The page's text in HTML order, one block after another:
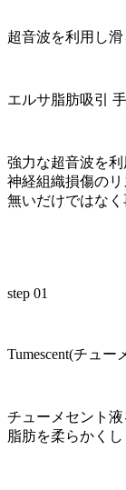
超音波を利用し
エルサ脂肪吸引
強力な超音波を利
神経組織損傷の
無いだけではな
step 01
Tumescent(チュー
チューメセント液
脂肪を柔らかくし